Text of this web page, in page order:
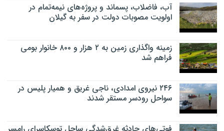
آب، فاضلاب، پسماند و پروژه‌های نیمه‌تمام در
اولویت مصوبات دولت در سفر به گیلان
زمینه واگذاری زمین به ۲ هزار و ۸۰۰ خانوار بومی
فراهم شد
۲۴۶ نیروی امدادی، ناجی غریق و همیار پلیس در
سواحل رودسر مستقر شدند